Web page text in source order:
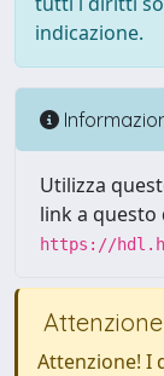
indicazione.
Utilizza
link a
https://
Attenzione
Attenzione! I